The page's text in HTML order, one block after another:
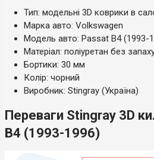
Тип: модельні 3D коврики в
Марка авто: Volkswagen
Модель авто: Passat B4 (1993-
Матеріал: поліуретан без
Бортики: 30 мм
Колір: чорний
Виробник: Stingray (Україна)
Переваги Stingray 3D
B4 (1993-1996)